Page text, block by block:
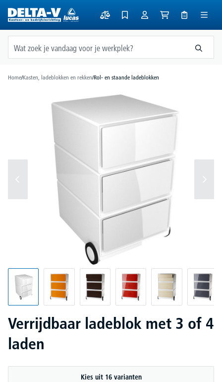
Home/Kasten, ladeblokken en rekken/Rol- en staande ladeblokken
Verrijdbaar ladeblok met 3 of 4
laden
Kies uit 16 varianten